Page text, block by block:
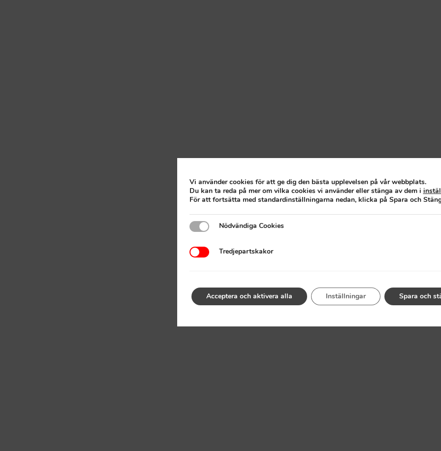
Vi använder cookies för att ge dig den bästa upplevelsen på vår webbplats.
Du kan ta reda på mer om vilka cookies vi använder eller stänga av dem i
För att fortsätta med standardinställningarna nedan, klicka på Spara och
Nödvändiga Cookies
Nödvändiga Cookies
Tredjepartskakor
Tredjepartskakor
Acceptera och aktivera alla Inställningar Spara och